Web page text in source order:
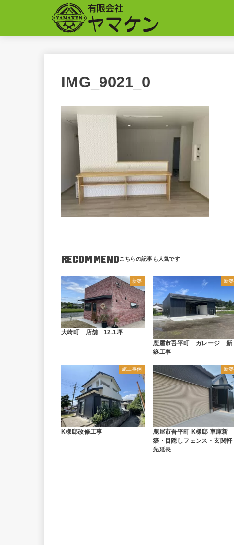
IMG_9021_0
RECOMMEND
新築
大崎町 店舗 12.1坪
新築
鹿屋市吾平町 ガレージ 新
築工事
施工事例
K様邸改修工事
新築
鹿屋市吾平町 K様邸 車庫新
築・目隠しフェンス・玄関軒
先延長